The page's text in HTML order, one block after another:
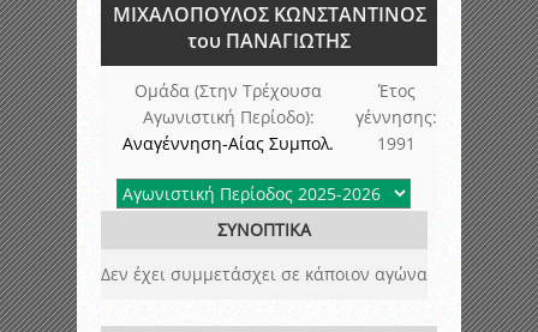
ΜΙΧΑΛΟΠΟΥΛΟΣ ΚΩΝΣΤΑΝΤΙΝΟΣ
του ΠΑΝΑΓΙΩΤΗΣ
Ομάδα (Στην Τρέχουσα
Αγωνιστική Περίοδο):
Αναγέννηση-Αίας Συμπολ.
Έτος
γέννησης:
1991
ΣΥΝΟΠΤΙΚΑ
Δεν έχει συμμετάσχει σε κάποιον αγώνα